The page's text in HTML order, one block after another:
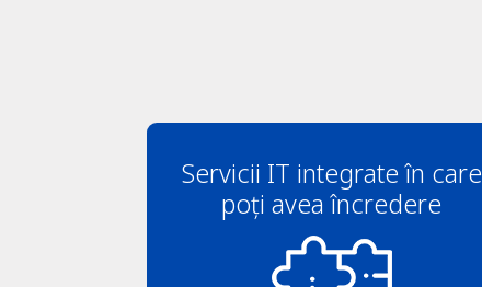
Servicii IT integrate în care
poți avea încredere